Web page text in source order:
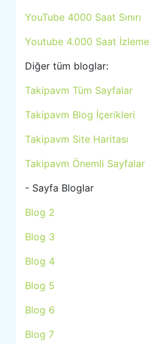
YouTube 4000 Saat Sınırı
Youtube 4.000 Saat İzleme
Diğer tüm bloglar:
Takipavm Tüm Sayfalar
Takipavm Blog İçerikleri
Takipavm Site Haritası
Takipavm Önemli Sayfalar
- Sayfa Bloglar
Blog 2
Blog 3
Blog 4
Blog 5
Blog 6
Blog 7